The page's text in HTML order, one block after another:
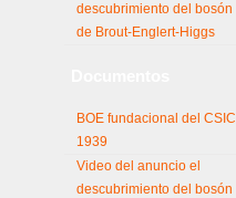
descubrimiento del bosón
de Brout-Englert-Higgs
BOE fundacional del CSIC
1939
Video del anuncio el
descubrimiento del bosón